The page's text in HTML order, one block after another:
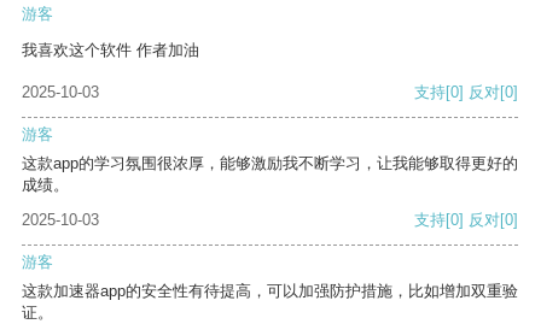
游客
我喜欢这个软件 作者加油
2025-10-03 支持[0] 反对[0]
游客
这款app的学习氛围很浓厚，能够激励我不断学习，让我能够取得更好的
成绩。
2025-10-03
支持[0] 反对[0]
游客
这款加速器app的安全性有待提高，可以加强防护措施，比如增加双重验
证。